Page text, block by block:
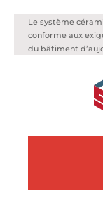
Le système
conforme aux
du bâtiment